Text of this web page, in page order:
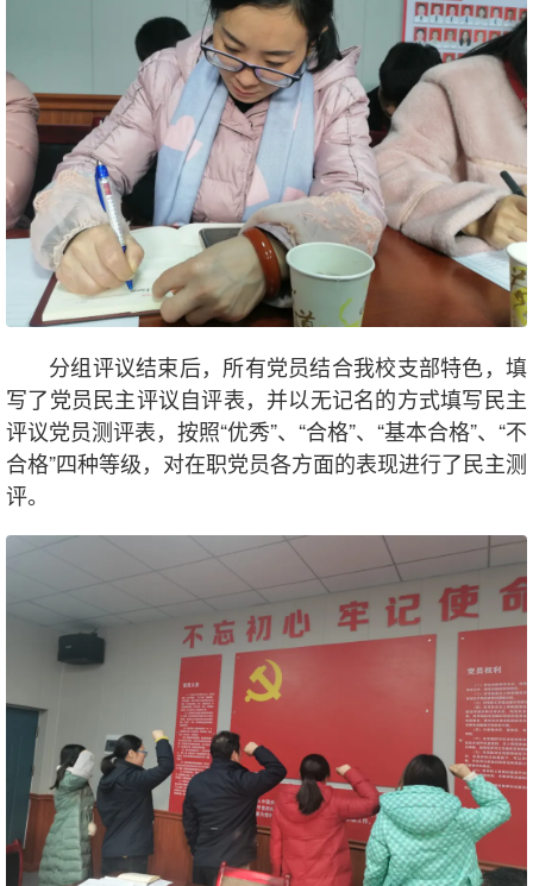
分组评议结束后，所有党员结合我校支部特色，填
写了党员民主评议自评表，并以无记名的方式填写民主
评议党员测评表，按照“优秀”、“合格”、“基本合格”、“不
合格”四种等级，对在职党员各方面的表现进行了民主测
评。